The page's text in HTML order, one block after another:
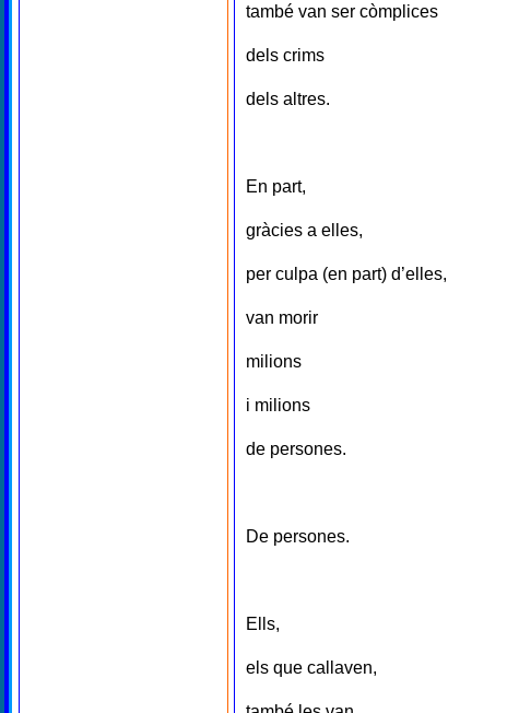
també van ser còmplices
dels crims
dels altres.
En part,
gràcies a elles,
per culpa (en part) d’elles,
van morir
milions
i milions
de persones.
De persones.
Ells,
els que callaven,